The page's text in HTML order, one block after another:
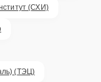
(СХИ)
(ТЭЦ)